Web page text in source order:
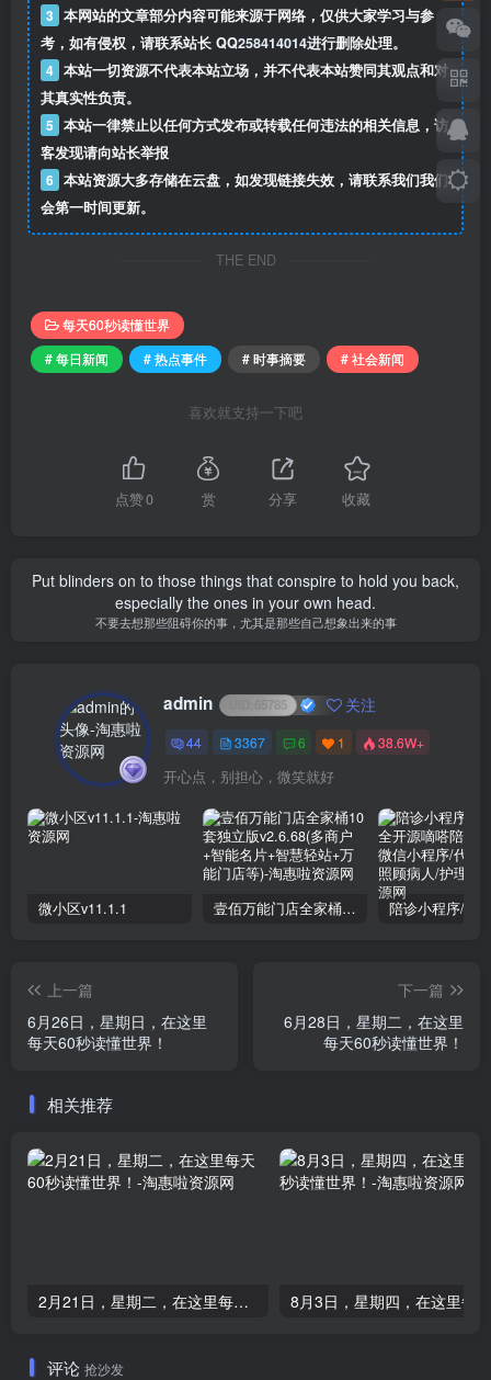
3 本网站的文章部分内容可能来源于网络，仅供大家学习与参
考，如有侵权，请联系站长 QQ258414014进行删除处理。
4 本站一切资源不代表本站立场，并不代表本站赞同其观点和对
其真实性负责。
5 本站一律禁止以任何方式发布或转载任何违法的相关信息，访
客发现请向站长举报
6 本站资源大多存储在云盘，如发现链接失效，请联系我们我们
会第一时间更新。
THE END
每天60秒读懂世界
# 每日新闻
# 热点事件 # 时事摘要 # 社会新闻
喜欢就支持一下吧
点赞0 赏 分享 收藏
Put blinders on to those things that conspire to hold you back,
especially the ones in your own head.
不要去想那些阻碍你的事，尤其是那些自己想象出来的事
admin 65785 关注
44 3367 6 1 38.6W+
开心点，别担心，微笑就好
微小区v11.1.1 壹佰万能门店全家桶10套独立版v2.6.68(​多商户+智能名片+智慧轻站+万能门店等)
上一篇
6月26日，星期日，在这里
每天60秒读懂世界！
下一篇
6月28日，星期二，在这里
每天60秒读懂世界！
相关推荐
2月21日，星期二，在这里每天60秒读懂世界！
评论 抢沙发